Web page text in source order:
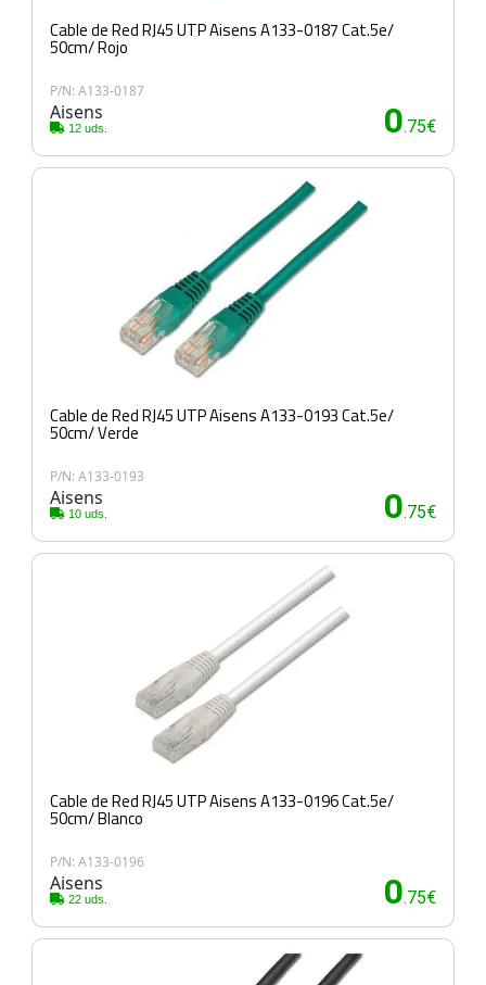
Cable de Red RJ45 UTP Aisens A133-0187 Cat.5e/
50cm/ Rojo
P/N: A133-0187
Aisens
12 uds. 0.75€
Cable de Red RJ45 UTP Aisens A133-0193 Cat.5e/
50cm/ Verde
P/N: A133-0193
Aisens
10 uds. 0.75€
Cable de Red RJ45 UTP Aisens A133-0196 Cat.5e/
50cm/ Blanco
P/N: A133-0196
Aisens
22 uds. 0.75€